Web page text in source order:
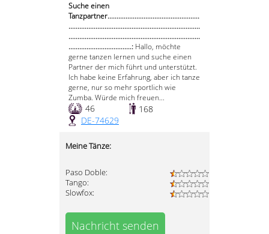
Suche einen
Tanzpartner...................................................
.........................................................................
.........................................................................
...................................: Hallo, möchte
gerne tanzen lernen und suche einen
Partner der mich führt und unterstützt.
Ich habe keine Erfahrung, aber ich tanze
gerne, nur so mehr sportlich wie
Zumba. Würde mich freuen...
46
168
DE-74629
Meine Tänze:
Paso Doble:
Tango:
Slowfox:
Nachricht senden